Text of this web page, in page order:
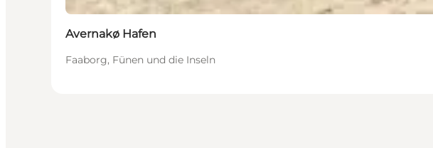
Avernakø Hafen
Faaborg, Fünen und die Inseln